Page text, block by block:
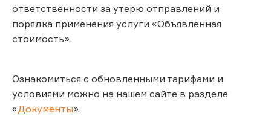
ответственности за утерю отправлений и
порядка применения услуги «Объявленная
стоимость».
Ознакомиться с обновленными тарифами и
условиями можно на нашем сайте в разделе
«Документы».